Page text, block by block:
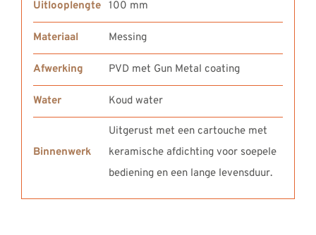
Uitlooplengte 100 mm
Materiaal Messing
Afwerking PVD met Gun Metal coating
Water Koud water
Binnenwerk
Uitgerust met een cartouche met
keramische afdichting voor soepele
bediening en een lange levensduur.